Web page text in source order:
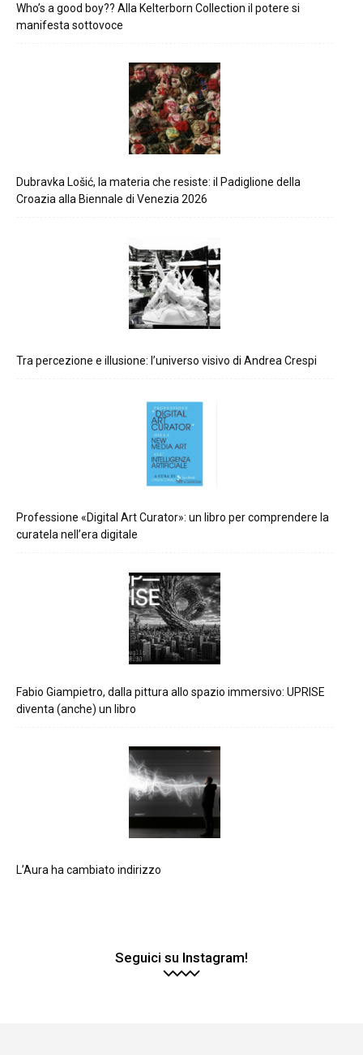
Who’s a good boy?? Alla Kelterborn Collection il potere si
manifesta sottovoce
Dubravka Lošić, la materia che resiste: il Padiglione della
Croazia alla Biennale di Venezia 2026
Tra percezione e illusione: l’universo visivo di Andrea Crespi
Professione «Digital Art Curator»: un libro per comprendere la
curatela nell’era digitale
Fabio Giampietro, dalla pittura allo spazio immersivo: UPRISE
diventa (anche) un libro
L’Aura ha cambiato indirizzo
Seguici su Instagram!